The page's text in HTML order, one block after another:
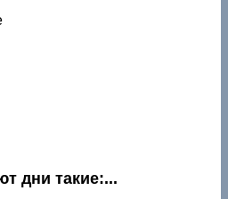
дни такие:...